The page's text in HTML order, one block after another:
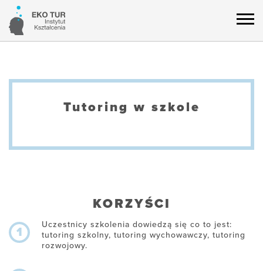
Tutoring w szkole
KORZYŚCI
1
Uczestnicy szkolenia dowiedzą się co to jest:
tutoring szkolny, tutoring wychowawczy, tutoring
rozwojowy.